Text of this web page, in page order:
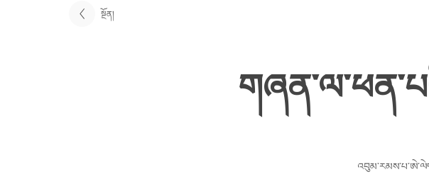
སྔོན།